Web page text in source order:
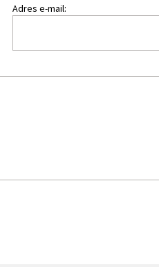
Adres e-mail: